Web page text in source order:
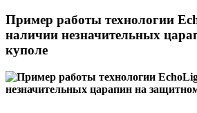
Пример работы технологии
наличии незначительных
куполе